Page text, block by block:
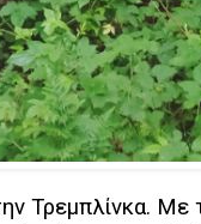
Τρεμπλίνκα. Με